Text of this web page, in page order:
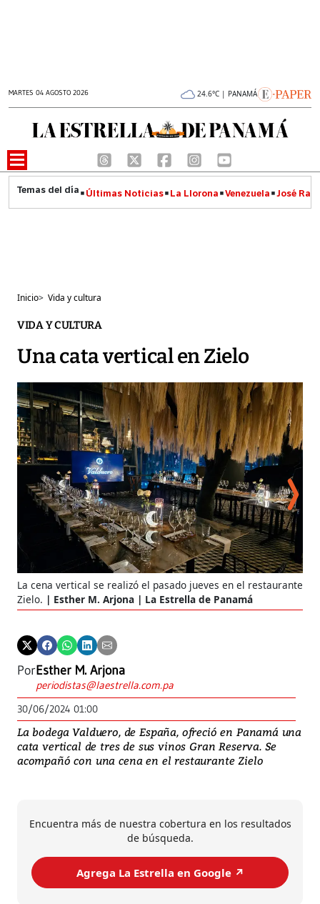
MARTES 04 AGOSTO 2026 24.6°C | PANAMÁ
Últimas Noticias La Llorona Venezuela José
Inicio> Vida y cultura
VIDA Y CULTURA
Una cata vertical en Zielo
La cena vertical se realizó el pasado jueves en el restaurante
Zielo.
Esther M. Arjona | La Estrella de Panamá
PorEsther M. Arjona
periodistas@laestrella.com.pa
30/06/2024 01:00
La bodega Valduero, de España, ofreció en Panamá una
cata vertical de tres de sus vinos Gran Reserva. Se
acompañó con una cena en el restaurante Zielo
Encuentra más de nuestra cobertura en los resultados
de búsqueda.
Agrega La Estrella en Google ↗️